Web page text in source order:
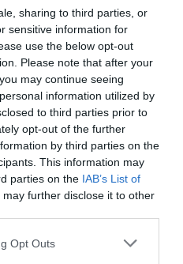
sharing to third parties, or
sensitive information for
use the below opt-out
Please note that after your
may continue seeing
information utilized by
to third parties prior to
opt-out of the further
by third parties on the
This information may
parties on the IAB’s List of
may further disclose it to other
uses one or more Google
Opt Outs
, hozzátéve: azt
az ügy, de a
kiderüljön az
MTI)